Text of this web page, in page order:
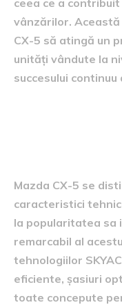
vânzărilor.
CX-5 să atingă un
unități vândute la
succesului
Mazda CX-5 se
caracteristici
la popularitatea sa
remarcabil al
tehnologiilor
eficiente, șasiuri
toate concepute